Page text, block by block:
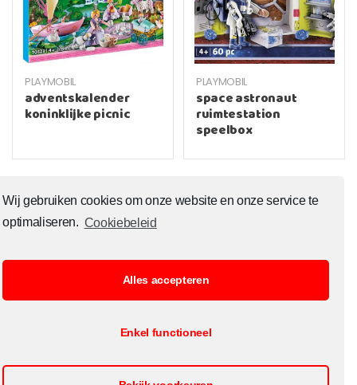
Wij gebruiken cookies om onze website en onze service te
optimaliseren. Cookiebeleid
Alles accepteren
Enkel functioneel
PLAYMOBIL
adventskalender
koninklijke picnic
PLAYMOBIL
space astronaut
ruimtestation
speelbox